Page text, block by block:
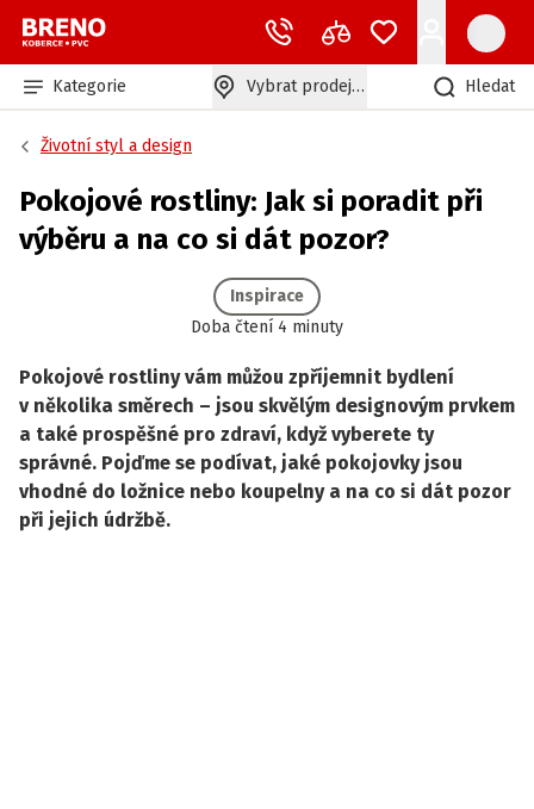
Kategorie Vybrat prodejnu Hledat
Životní styl a design
Pokojové rostliny: Jak si poradit při
výběru a na co si dát pozor?
Doba čtení 4 minuty
Inspirace
Pokojové rostliny vám můžou zpříjemnit bydlení
v několika směrech – jsou skvělým designovým prvkem
a také prospěšné pro zdraví, když vyberete ty
správné. Pojďme se podívat, jaké pokojovky jsou
vhodné do ložnice nebo koupelny a na co si dát pozor
při jejich údržbě.